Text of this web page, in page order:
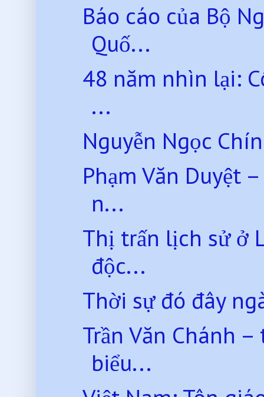
Báo cáo của Bộ
Quố...
48 năm nhìn lại:
...
Nguyễn Ngọc
Phạm Văn Duyệt
n...
Thị trấn lịch sử ở
độc...
Thời sự đó đây
Trần Văn Chánh
biểu...